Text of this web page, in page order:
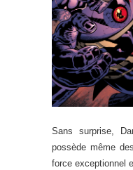
Sans surprise,
possède même
force exceptionnel